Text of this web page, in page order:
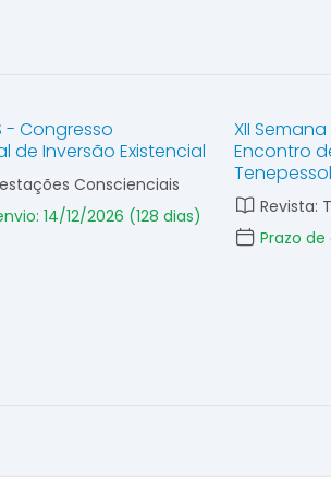
- Congresso
de Inversão Existencial
Conscienciais
14/12/2026 (128 dias)
XII
Encontro
Revista:
Prazo de